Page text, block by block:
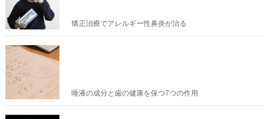
矯正治療でアレルギー性鼻炎が治る
唾液の成分と歯の健康を保つ7つの作用